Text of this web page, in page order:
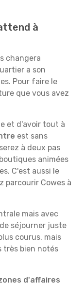
à
changera
a son
Pour faire le
que vous avez
et d'avoir tout à
est sans
à deux pas
animées
C'est aussi le
parcourir Cowes à
mais avec
séjourner juste
courus, mais
très bien notés
d'affaires